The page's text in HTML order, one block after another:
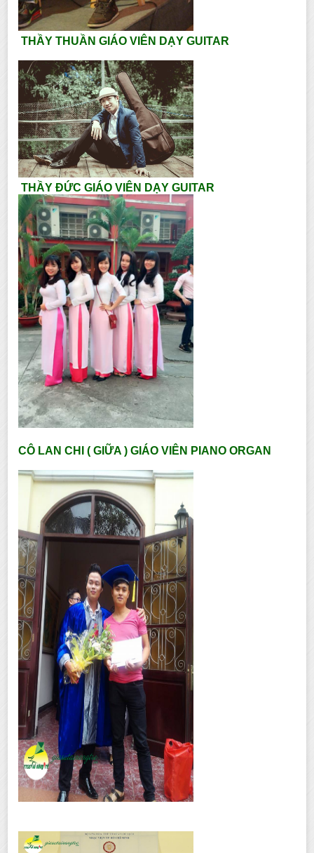
THẦY THUẦN GIÁO VIÊN DẠY GUITAR
THẦY ĐỨC GIÁO VIÊN DẠY GUITAR
CÔ LAN CHI ( GIỮA ) GIÁO VIÊN PIANO ORGAN